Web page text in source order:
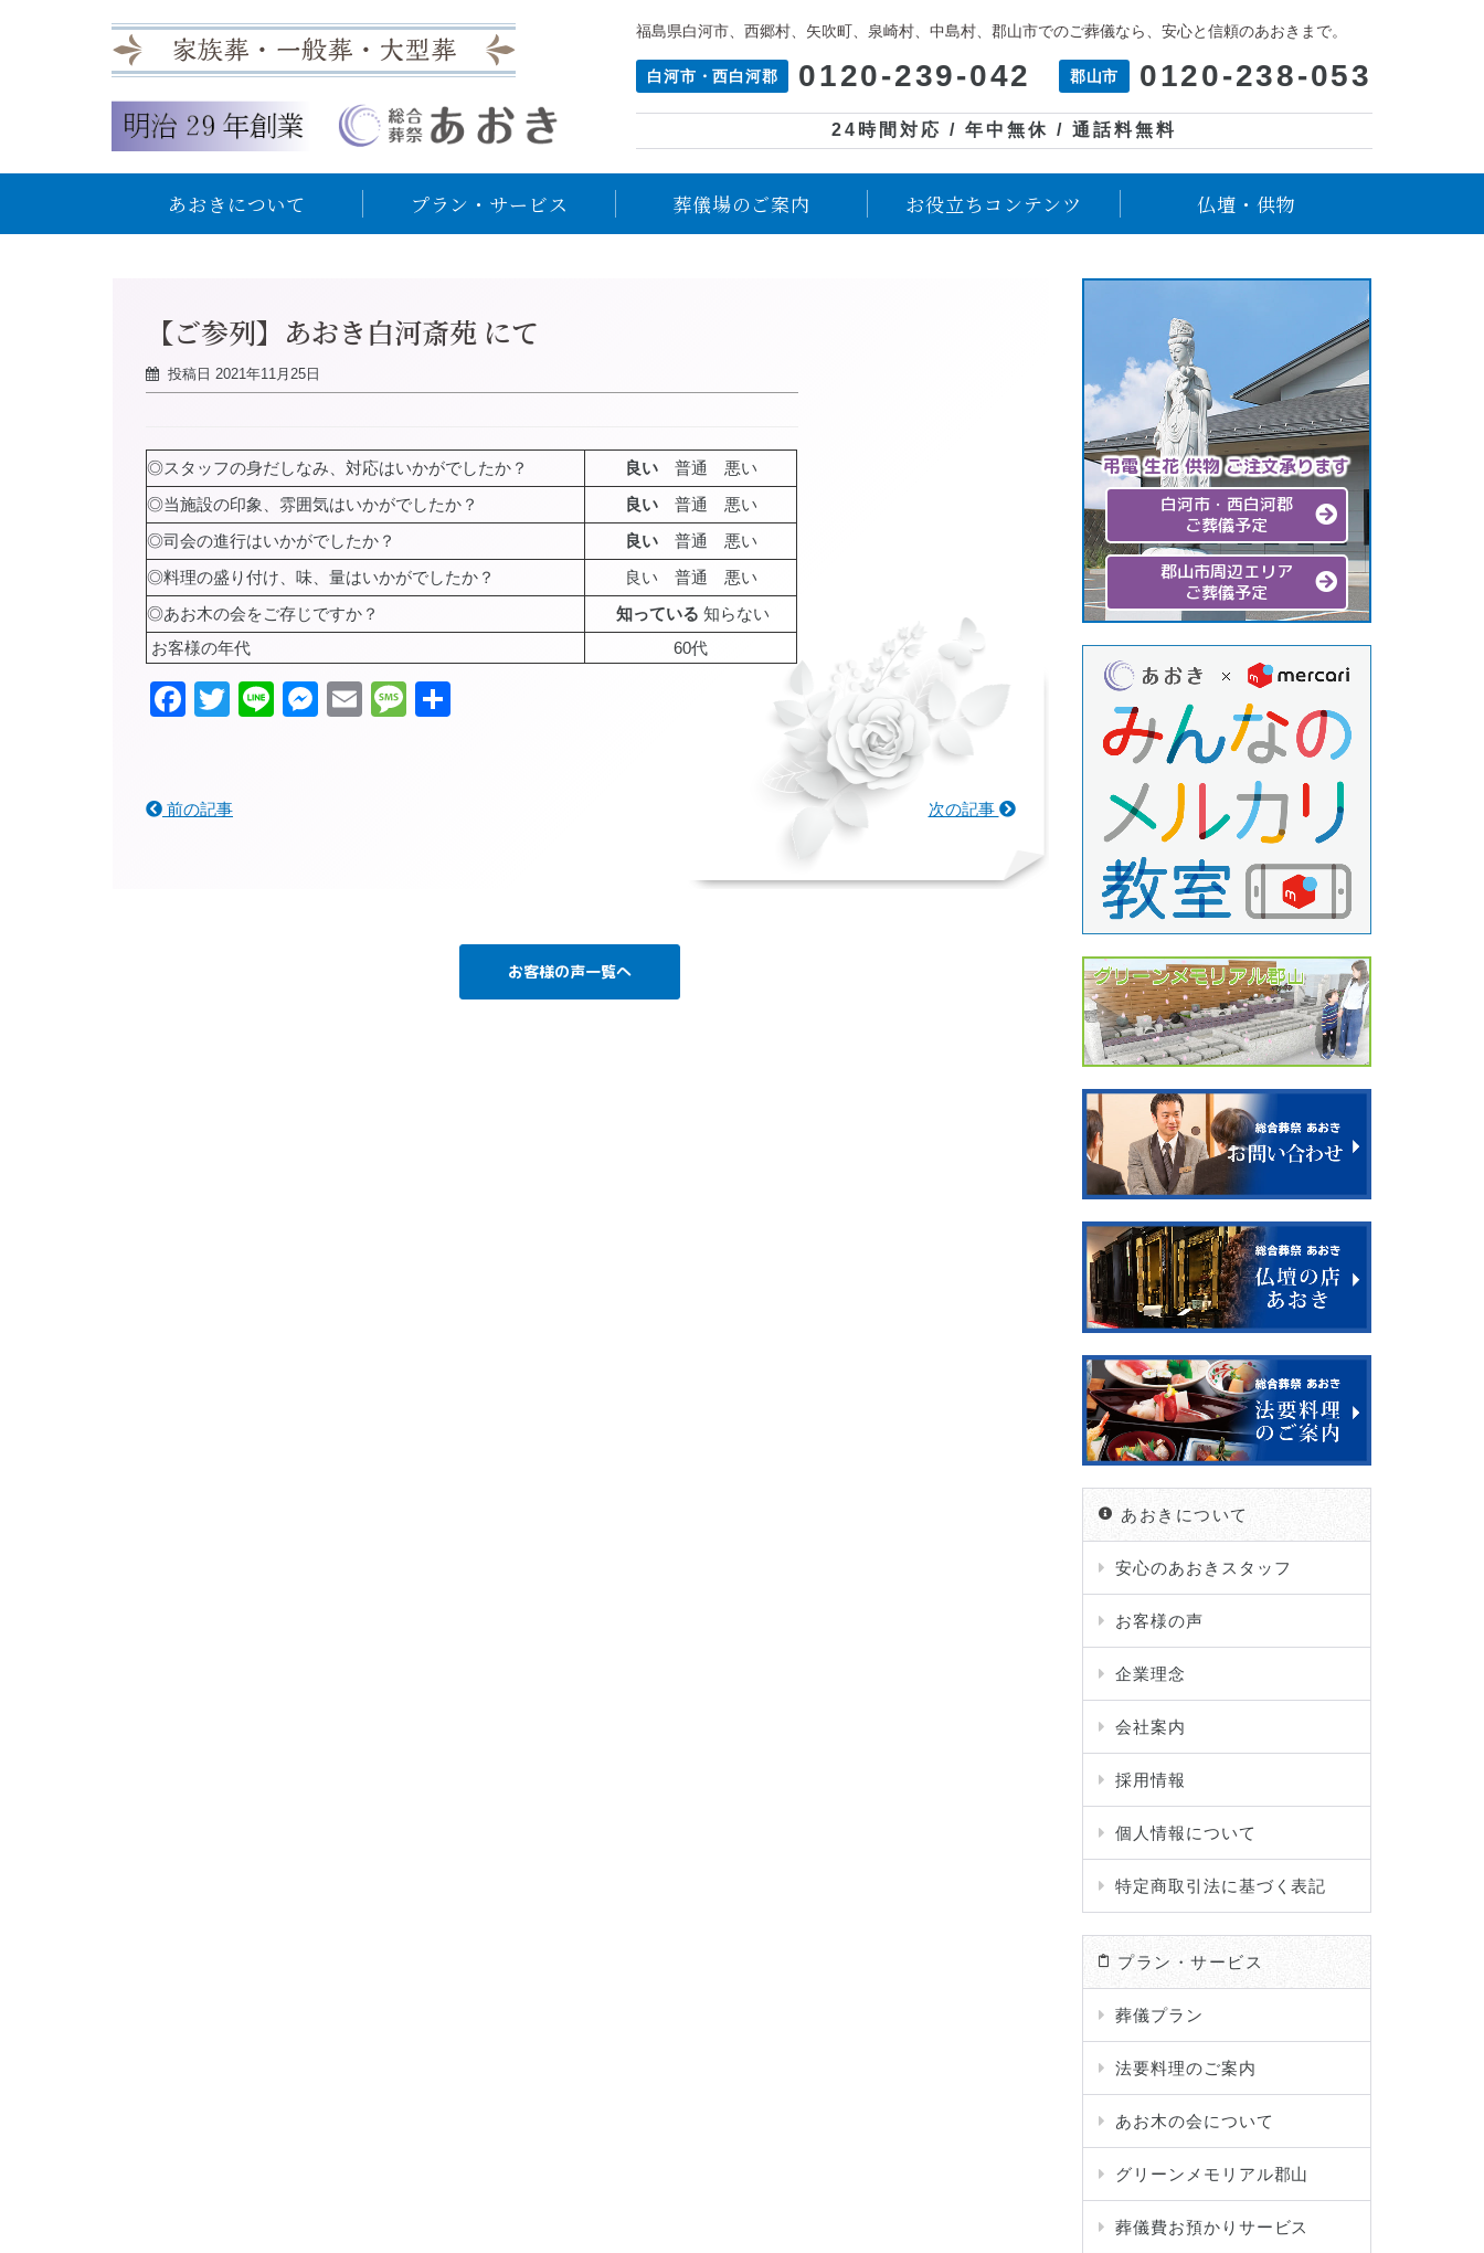
福島県白河市、西郷村、矢吹町、泉崎村、中島村、郡山市でのご葬儀なら、安心と信頼のあおきまで。
白河市・西白河郡 0120-239-042 郡山市 0120-238-053
24時間対応 / 年中無休 / 通話料無料
あおきについて プラン・サービス 葬儀場のご案内 お役立ちコンテンツ 仏壇・供物
【ご参列】あおき白河斎苑 にて
投稿日 2021年11月25日
◎スタッフの身だしなみ、対応はいかがでしたか？ 良い普通 悪い
◎当施設の印象、雰囲気はいかがでしたか？
良い普通 悪い
◎司会の進行はいかがでしたか？
良い普通 悪い
◎料理の盛り付け、味、量はいかがでしたか？
良い 普通 悪い
◎あお木の会をご存じですか？
知っている 知らない
お客様の年代
60代
Facebook
Twitter
LineMessenger
EmailMessage
前の記事 次の記事
お客様の声一覧へ
弔電 生花 供物 ご注文承ります
白河市・西白河郡
ご葬儀予定
郡山市周辺エリア
ご葬儀予定
あおきについて
安心のあおきスタッフ
お客様の声
企業理念
会社案内
採用情報
個人情報について
特定商取引法に基づく表記
プラン・サービス
葬儀プラン
法要料理のご案内
あお木の会について
グリーンメモリアル郡山
葬儀費お預かりサービス